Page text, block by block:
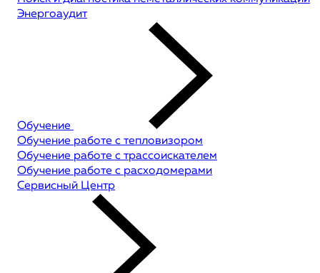
Энергоаудит
Обучение
Обучение работе с тепловизором
Обучение работе с трассоискателем
Обучение работе с расходомерами
Сервисный Центр